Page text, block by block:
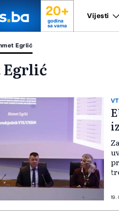
20+
godina
sa vama
Vijesti
Egrlić
19.